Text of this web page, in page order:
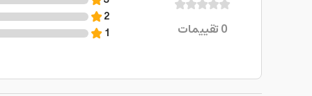
0تقييمات
2
1